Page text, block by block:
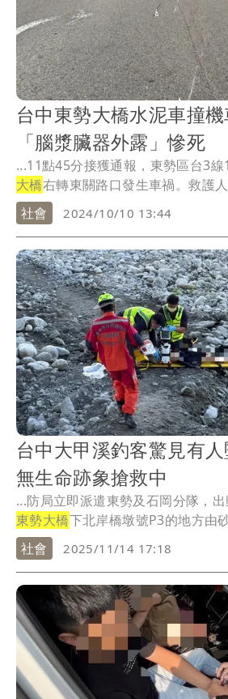
台中東勢大橋水泥車撞
「腦漿臟器外露」慘死
...11點45分接獲通報，東勢區台3
大橋右轉東關路口發生車禍。救護
社會
2024/10/10 13:44
台中大甲溪釣客驚見有
無生命跡象搶救中
...防局立即派遣東勢及石岡分隊，
東勢大橋下北岸橋墩號P3的地方由
救...
社會 2025/11/14 17:18